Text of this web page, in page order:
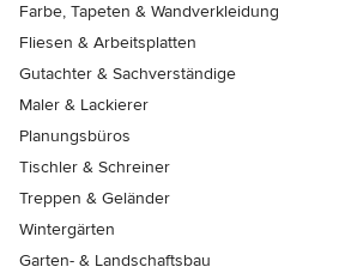
Farbe, Tapeten & Wandverkleidung
Fliesen & Arbeitsplatten
Gutachter & Sachverständige
Maler & Lackierer
Planungsbüros
Tischler & Schreiner
Treppen & Geländer
Wintergärten
Garten- & Landschaftsbau